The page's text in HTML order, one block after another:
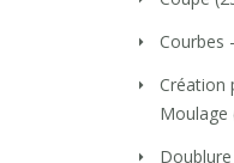
Courbes
Création
Moulage
Doublure